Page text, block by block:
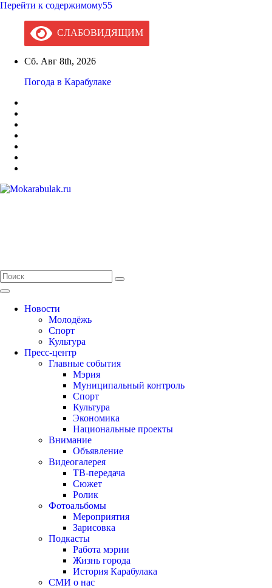
Перейти к содержимому55
СЛАБОВИДЯЩИМ
Сб. Авг 8th, 2026
Погода в Карабулаке
Новости
Молодёжь
Спорт
Культура
Пресс-центр
Главные события
Мэрия
Муниципальный контроль
Спорт
Культура
Экономика
Национальные проекты
Внимание
Объявление
Видеогалерея
ТВ-передача
Сюжет
Ролик
Фотоальбомы
Мероприятия
Зарисовка
Подкасты
Работа мэрии
Жизнь города
История Карабулака
СМИ о нас